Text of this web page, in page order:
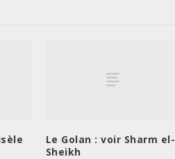
Le Golan : voir Sharm el-
Sheikh